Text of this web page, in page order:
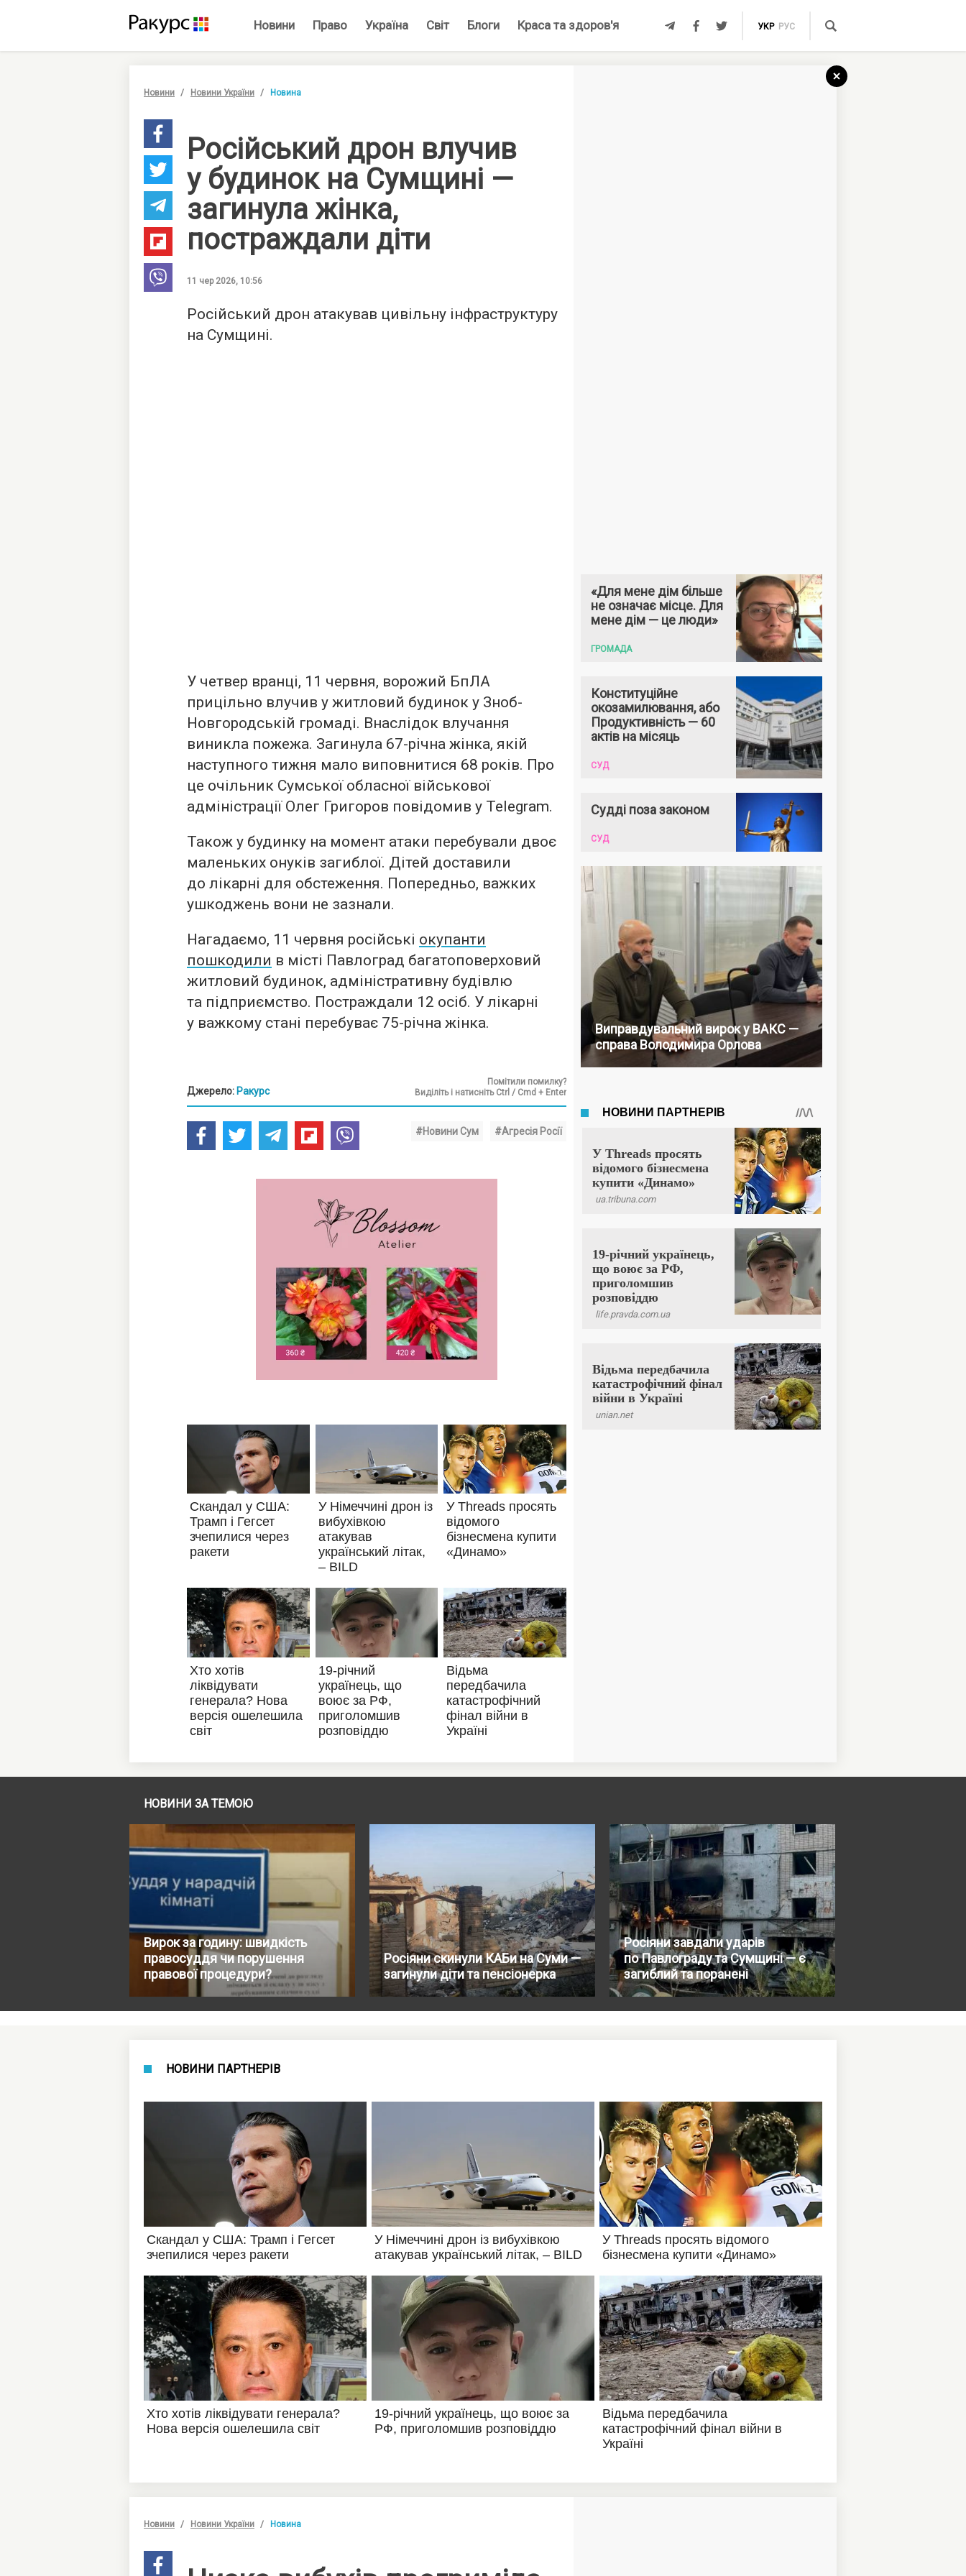
Новини Право Україна Світ Блоги Краса та здоров'я УКР РУС
Новини Новини України Новина
Російський дрон влучив
у будинок на Сумщині —
загинула жінка,
постраждали діти
11 чер 2026, 10:56
Російський дрон атакував цивільну інфраструктуру
на Сумщині.
У четвер вранці, 11 червня, ворожий БпЛА
прицільно влучив у житловий будинок у Зноб-
Новгородській громаді. Внаслідок влучання
виникла пожежа. Загинула 67-річна жінка, якій
наступного тижня мало виповнитися 68 років. Про
це очільник Сумської обласної військової
адміністрації Олег Григоров повідомив у Telegram.
Також у будинку на момент атаки перебували двоє
маленьких онуків загиблої. Дітей доставили
до лікарні для обстеження. Попередньо, важких
ушкоджень вони не зазнали.
Нагадаємо, 11 червня російські окупанти
пошкодили в місті Павлоград багатоповерховий
житловий будинок, адміністративну будівлю
та підприємство. Постраждали 12 осіб. У лікарні
у важкому стані перебуває 75-річна жінка.
Джерело: Ракурс
Помітили помилку?
Виділіть і натисніть Ctrl / Cmd + Enter
#Новини Сум #Агресія Росії
«Для мене дім більше
не означає місце. Для
мене дім — це люди»
ГРОМАДА
Конституційне
окозамилювання, або
Продуктивність — 60
актів на місяць
СУД
Судді поза законом
СУД
Виправдувальний вирок у ВАКС —
справа Володимира Орлова
НОВИНИ ЗА ТЕМОЮ
Вирок за годину: швидкість
правосуддя чи порушення
правової процедури?
Росіяни скинули КАБи на Суми —
загинули діти та пенсіонерка
Росіяни завдали ударів
по Павлограду та Сумщині — є
загиблий та поранені
НОВИНИ ПАРТНЕРІВ
Новини Новини України Новина